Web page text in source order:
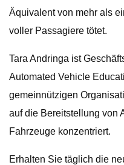
Äquivalent von mehr als
voller Passagiere tötet.
Tara Andringa ist
Automated Vehicle
gemeinnützigen
auf die Bereitstellung von
Fahrzeuge konzentriert.
Erhalten Sie täglich die